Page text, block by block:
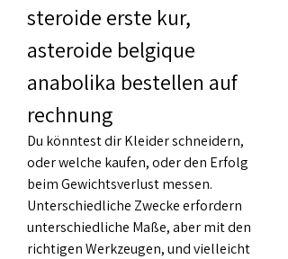
steroide erste kur,
asteroide belgique
anabolika bestellen auf
rechnung
Du könntest dir Kleider schneidern,
oder welche kaufen, oder den Erfolg
beim Gewichtsverlust messen.
Unterschiedliche Zwecke erfordern
unterschiedliche Maße, aber mit den
richtigen Werkzeugen, und vielleicht